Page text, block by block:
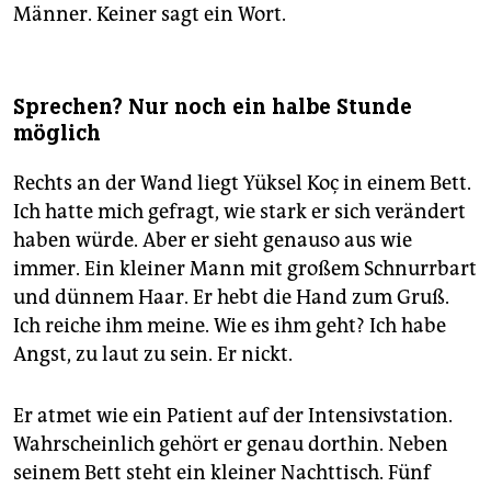
Männer. Keiner sagt ein Wort.
Sprechen? Nur noch ein halbe Stunde
möglich
Rechts an der Wand liegt Yüksel Koç in einem Bett.
Ich hatte mich gefragt, wie stark er sich verändert
haben würde. Aber er sieht genauso aus wie
immer. Ein kleiner Mann mit großem Schnurrbart
und dünnem Haar. Er hebt die Hand zum Gruß.
Ich reiche ihm meine. Wie es ihm geht? Ich habe
Angst, zu laut zu sein. Er nickt.
Er atmet wie ein Patient auf der Intensivstation.
Wahrscheinlich gehört er genau dorthin. Neben
seinem Bett steht ein kleiner Nachttisch. Fünf